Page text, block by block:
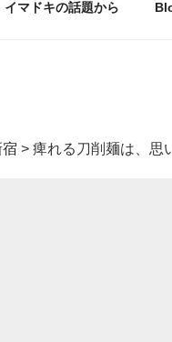
イマドキの話題から
宿 > 痺れる刀削麺は、思